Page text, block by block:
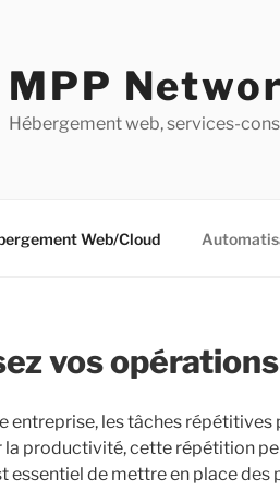
MPP
Hébergement web, services-
Web/Cloud
vos
entreprise, les tâches
la productivité, cette répétition
essentiel de mettre en place